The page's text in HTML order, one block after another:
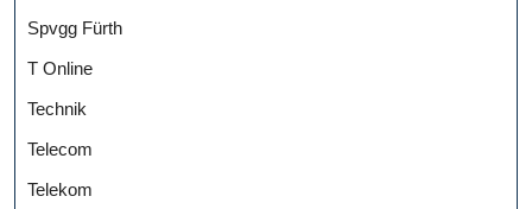
Spvgg Fürth
T Online
Technik
Telecom
Telekom